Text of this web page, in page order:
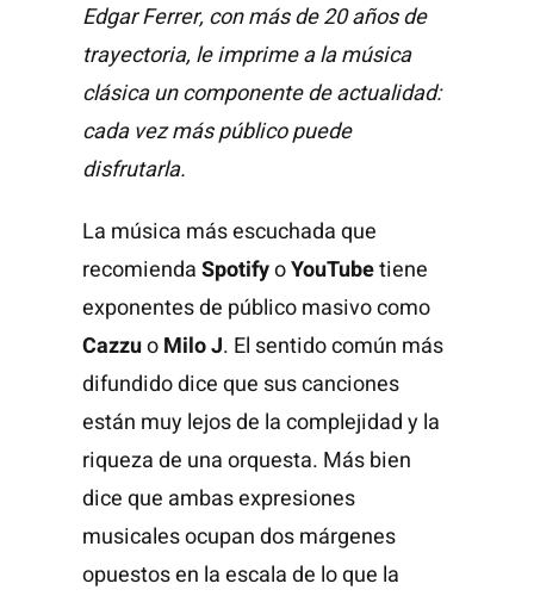
Edgar Ferrer, con más de 20 años de
trayectoria, le imprime a la música
clásica un componente de actualidad:
cada vez más público puede
disfrutarla.
La música más escuchada que
recomiendaSpotifyoYouTubetiene
exponentes de público masivo como
CazzuoMilo J. El sentido común más
difundido dice que sus canciones
están muy lejos de la complejidad y la
riqueza de una orquesta. Más bien
dice que ambas expresiones
musicales ocupan dos márgenes
opuestos en la escala de lo que la